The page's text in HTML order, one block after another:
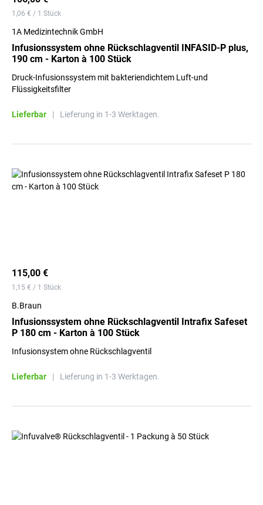
1,06 € / 1 Stück
1A Medizintechnik GmbH
Infusionssystem ohne Rückschlagventil INFASID-P plus,
190 cm - Karton à 100 Stück
Druck-Infusionssystem mit bakteriendichtem Luft-und
Flüssigkeitsfilter
Lieferbar | Lieferung in 1-3 Werktagen.
115,00 €
1,15 € / 1 Stück
B.Braun
Infusionssystem ohne Rückschlagventil Intrafix Safeset
P 180 cm - Karton à 100 Stück
Infusionsystem ohne Rückschlagventil
Lieferbar | Lieferung in 1-3 Werktagen.